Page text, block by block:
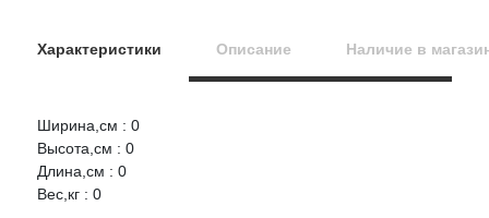
Характеристики Описание Наличие в
Ширина,см : 0
Высота,см : 0
Длина,см : 0
Вес,кг : 0
Оцените товар:
Ваше имя